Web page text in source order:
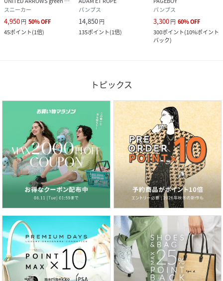
スニーカー
4,950円 50%OFF
45ポイント(1倍)
パンプス
14,850円
135ポイント(1倍)
パンプス
3,300円 60%OFF
300ポイント(10%ポイント
バック)
トピックス